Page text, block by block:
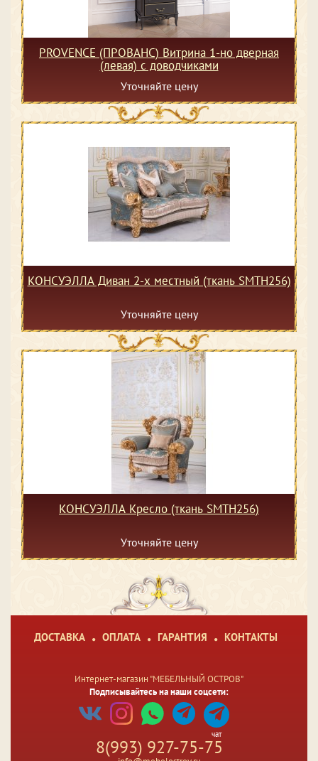
PROVENCE (ПРОВАНС) Витрина 1-но дверная
(левая) с доводчиками
Уточняйте цену
КОНСУЭЛЛА Диван 2-х местный (ткань SMTH256)
Уточняйте цену
КОНСУЭЛЛА Кресло (ткань SMTH256)
Уточняйте цену
ДОСТАВКА ОПЛАТА ГАРАНТИЯ КОНТАКТЫ
Интернет-магазин "МЕБЕЛЬНЫЙ ОСТРОВ"
Подписывайтесь на наши соцсети:
чат
8(993) 927-75-75